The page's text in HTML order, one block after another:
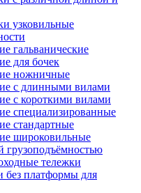
узковильные
гальванические
для бочек
ножничные
с длинными вилами
с короткими вилами
специализированные
стандартные
широковильные
тележки